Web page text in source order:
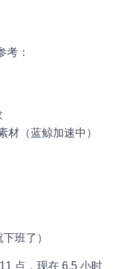
考：
材（蓝鲸加速中）
班了）
点，现在 6.5 小时